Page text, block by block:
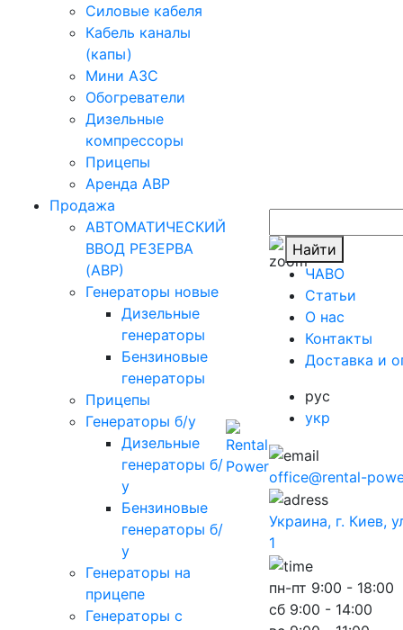
Силовые кабеля
Кабель каналы
(капы)
Мини АЗС
Обогреватели
Дизельные
компрессоры
Прицепы
Аренда АВР
Продажа
АВТОМАТИЧЕСКИЙ
ВВОД РЕЗЕРВА
(АВР)
Генераторы новые
Дизельные
генераторы
Бензиновые
генераторы
Прицепы
Генераторы б/у
Дизельные
генераторы б/
у
Бензиновые
генераторы б/
у
Генераторы на
прицепе
Генераторы с
Найти
ЧАВО
Cтатьи
O нас
Контакты
Доставка и
рус
укр
office@rental-
Украина, г. Киев,
1
пн-пт 9:00 - 18:00
сб 9:00 - 14:00